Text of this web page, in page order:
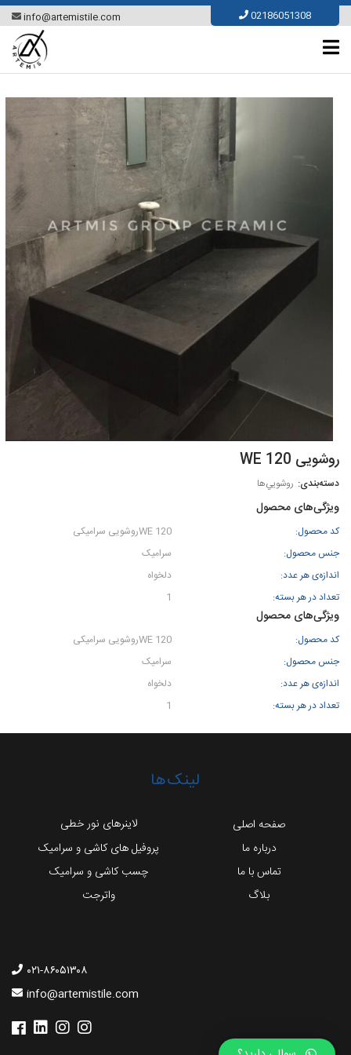
Skip
to
content
info@artemistile.com 02186051308
روشویی WE 120
روشويي‌ها
ویژگی‌های محصول
کد محصول:
WE 120روشویی سرامیکی
جنس محصول:
سرامیک
اندازه‌ی هر عدد:
دلخواه
تعداد در هر بسته:
1
ویژگی‌های محصول
کد محصول:
WE 120روشویی سرامیکی
جنس محصول:
سرامیک
اندازه‌ی هر عدد:
دلخواه
تعداد در هر بسته:
1
لینک‌ها
صفحه اصلی
لاینرهای نور خطی
درباره ما
پروفیل های کاشی و سرامیک
تماس با ما
چسب کاشی و سرامیک
بلاگ
واترجت
۰۲۱-۸۶۰۵۱۳۰۸
info@artemistile.com